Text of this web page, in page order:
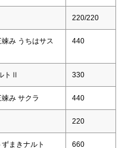
220/220
み うちはサス
440
トⅡ 330
み サクラ 440
220
まきナルト 660